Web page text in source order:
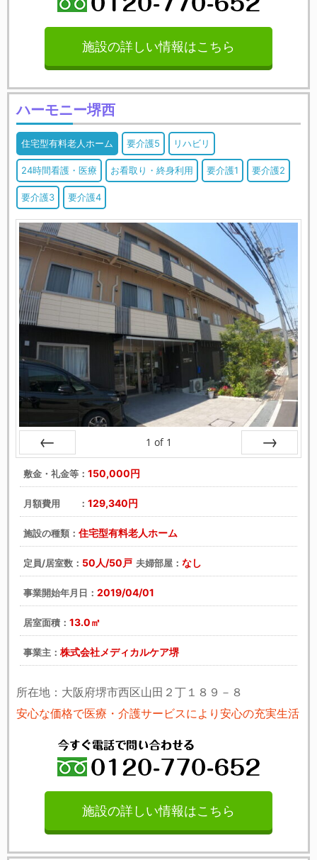
施設の詳しい情報はこちら
ハーモニー堺西
住宅型有料老人ホーム 要介護5 リハビリ
24時間看護・医療 お看取り・終身利用 要介護1 要介護2
要介護3 要介護4
戻る
1 of 1
敷金・礼金等： 150,000円
月額費用 ： 129,340円
施設の種類： 住宅型有料老人ホーム
定員/居室数： 50人/50戸 夫婦部屋： なし
事業開始年月日： 2019/04/01
居室面積： 13.0㎡
事業主： 株式会社メディカルケア堺
所在地：大阪府堺市西区山田２丁１８９－８
安心な価格で医療・介護サービスにより安心の充実生活
施設の詳しい情報はこちら